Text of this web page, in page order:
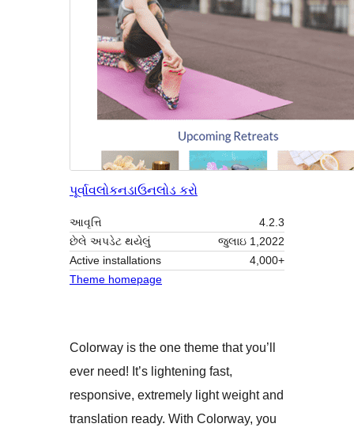
પૂર્વાવલોકનડાઉનલોડ કરો
આવૃત્તિ
4.2.3
છેલે અપડેટ થયેલું
જુલાઇ 1,2022
Active installations
4,000+
Theme homepage
Colorway is the one theme that you’ll
ever need! It’s lightening fast,
responsive, extremely light weight and
translation ready. With Colorway, you